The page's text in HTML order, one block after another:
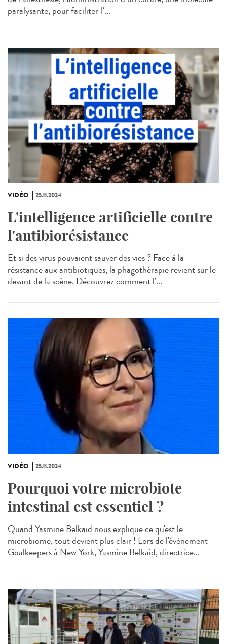
paralysante, pour faciliter l’...
VIDÉO 25.11.2024
L'intelligence artificielle contre
l'antibiorésistance
Et si des virus pouvaient sauver des vies ? Face à la
résistance aux antibiotiques, la phagothérapie revient sur le
devant de la scène. Découvrez comment l’...
VIDÉO 25.11.2024
Pourquoi votre microbiote
intestinal est essentiel ?
Quand Yasmine Belkaid nous explique ce qu'est le
microbiome, tout devient plus clair ! Lors de l'évènement
Goalkeepers à New York, Yasmine Belkaid, directrice...